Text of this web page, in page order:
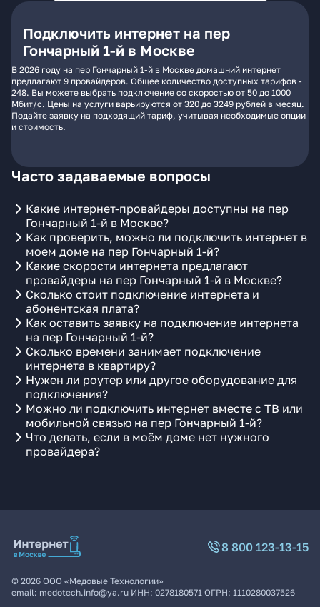
Подключить интернет на пер
Гончарный 1-й в Москве
В 2026 году на пер Гончарный 1-й в Москве домашний интернет
предлагают 9 провайдеров. Общее количество доступных тарифов -
248. Вы можете выбрать подключение со скоростью от 50 до 1000
Мбит/с. Цены на услуги варьируются от 320 до 3249 рублей в месяц.
Подайте заявку на подходящий тариф, учитывая необходимые опции
и стоимость.
Часто задаваемые вопросы
Какие интернет-провайдеры доступны на пер
Гончарный 1-й в Москве?
Как проверить, можно ли подключить интернет в
моем доме на пер Гончарный 1-й?
Какие скорости интернета предлагают
провайдеры на пер Гончарный 1-й в Москве?
Сколько стоит подключение интернета и
абонентская плата?
Как оставить заявку на подключение интернета
на пер Гончарный 1-й?
Сколько времени занимает подключение
интернета в квартиру?
Нужен ли роутер или другое оборудование для
подключения?
Можно ли подключить интернет вместе с ТВ или
мобильной связью на пер Гончарный 1-й?
Что делать, если в моём доме нет нужного
провайдера?
8 800 123-13-15
© 2026 ООО «Медовые Технологии»
email: medotech.info@ya.ru ИНН: 0278180571 ОГРН: 1110280037526